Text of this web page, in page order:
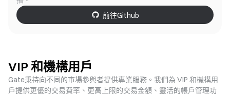
前往Github
VIP 和機構用戶
Gate秉持向不同的市場參與者提供專業服務。我們為 VIP 和機構用
戶提供更優的交易費率、更高上限的交易金額、靈活的帳戶管理功